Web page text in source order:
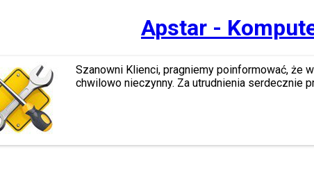
Apstar -
Szanowni Klienci, pragniemy poinformować, że
chwilowo nieczynny. Za utrudnienia serdecznie